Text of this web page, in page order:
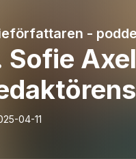
-
Sofie
04-11